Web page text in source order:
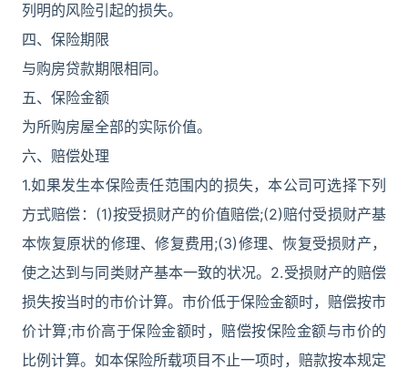
列明的风险引起的损失。
四、保险期限
与购房贷款期限相同。
五、保险金额
为所购房屋全部的实际价值。
六、赔偿处理
1.如果发生本保险责任范围内的损失，本公司可选择下列
方式赔偿：(1)按受损财产的价值赔偿;(2)赔付受损财产基
本恢复原状的修理、修复费用;(3)修理、恢复受损财产，
使之达到与同类财产基本一致的状况。2.受损财产的赔偿
损失按当时的市价计算。市价低于保险金额时，赔偿按市
价计算;市价高于保险金额时，赔偿按保险金额与市价的
比例计算。如本保险所载项目不止一项时，赔款按本规定